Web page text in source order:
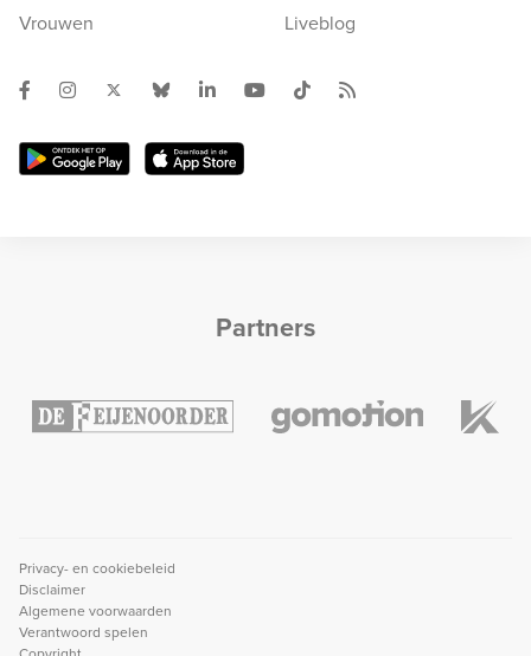
Vrouwen
Liveblog
Partners
Privacy- en cookiebeleid
Disclaimer
Algemene voorwaarden
Verantwoord spelen